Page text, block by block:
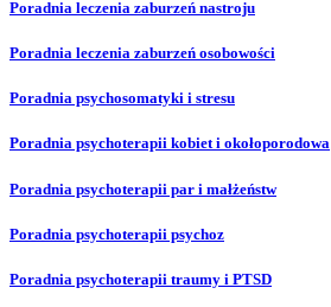
Poradnia leczenia zaburzeń nastroju
Poradnia leczenia zaburzeń osobowości
Poradnia psychosomatyki i stresu
Poradnia psychoterapii kobiet i okołoporodowa
Poradnia psychoterapii par i małżeństw
Poradnia psychoterapii psychoz
Poradnia psychoterapii traumy i PTSD